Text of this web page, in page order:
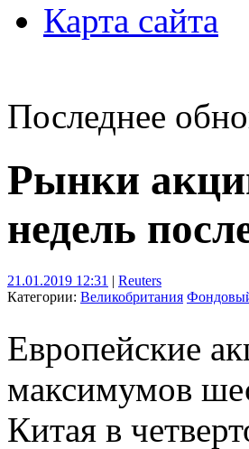
Карта сайта
Последнее
Рынки
недель
21.01.2019 12:31 | Reuters
Категории: Великобритания
Европейские
максимумов
Китая в